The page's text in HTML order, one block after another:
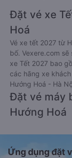
Đặt vé xe
Hoá
Vé xe tết 2027 từ
bố. Vexere.com
xe Tết 2027 bao
các hãng xe
Hướng Hoá - Hà
Đặt vé máy
Hướng Hoá
Ứng dụng đặt